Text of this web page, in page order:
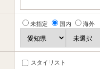
未指定 国内 海外
スタイリスト